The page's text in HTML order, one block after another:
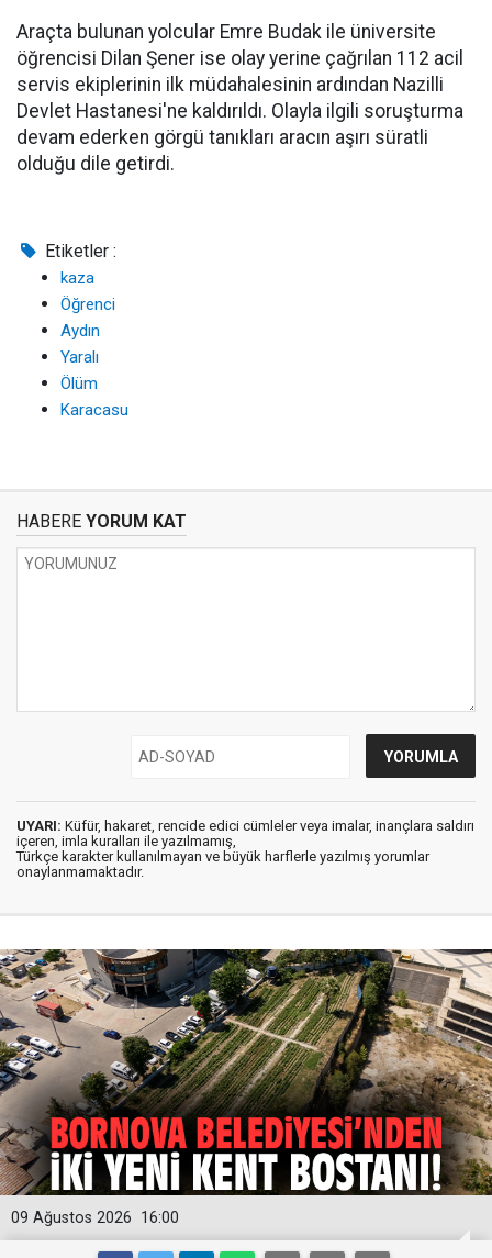
Araçta bulunan yolcular Emre Budak ile üniversite
öğrencisi Dilan Şener ise olay yerine çağrılan 112 acil
servis ekiplerinin ilk müdahalesinin ardından Nazilli
Devlet Hastanesi'ne kaldırıldı. Olayla ilgili soruşturma
devam ederken görgü tanıkları aracın aşırı süratli
olduğu dile getirdi.
Etiketler :
kaza
Öğrenci
Aydın
Yaralı
Ölüm
Karacasu
HABERE YORUM KAT
UYARI: Küfür, hakaret, rencide edici cümleler veya imalar, inançlara saldırı
içeren, imla kuralları ile yazılmamış,
Türkçe karakter kullanılmayan ve büyük harflerle yazılmış yorumlar
onaylanmamaktadır.
16:00
09 Ağustos 2026